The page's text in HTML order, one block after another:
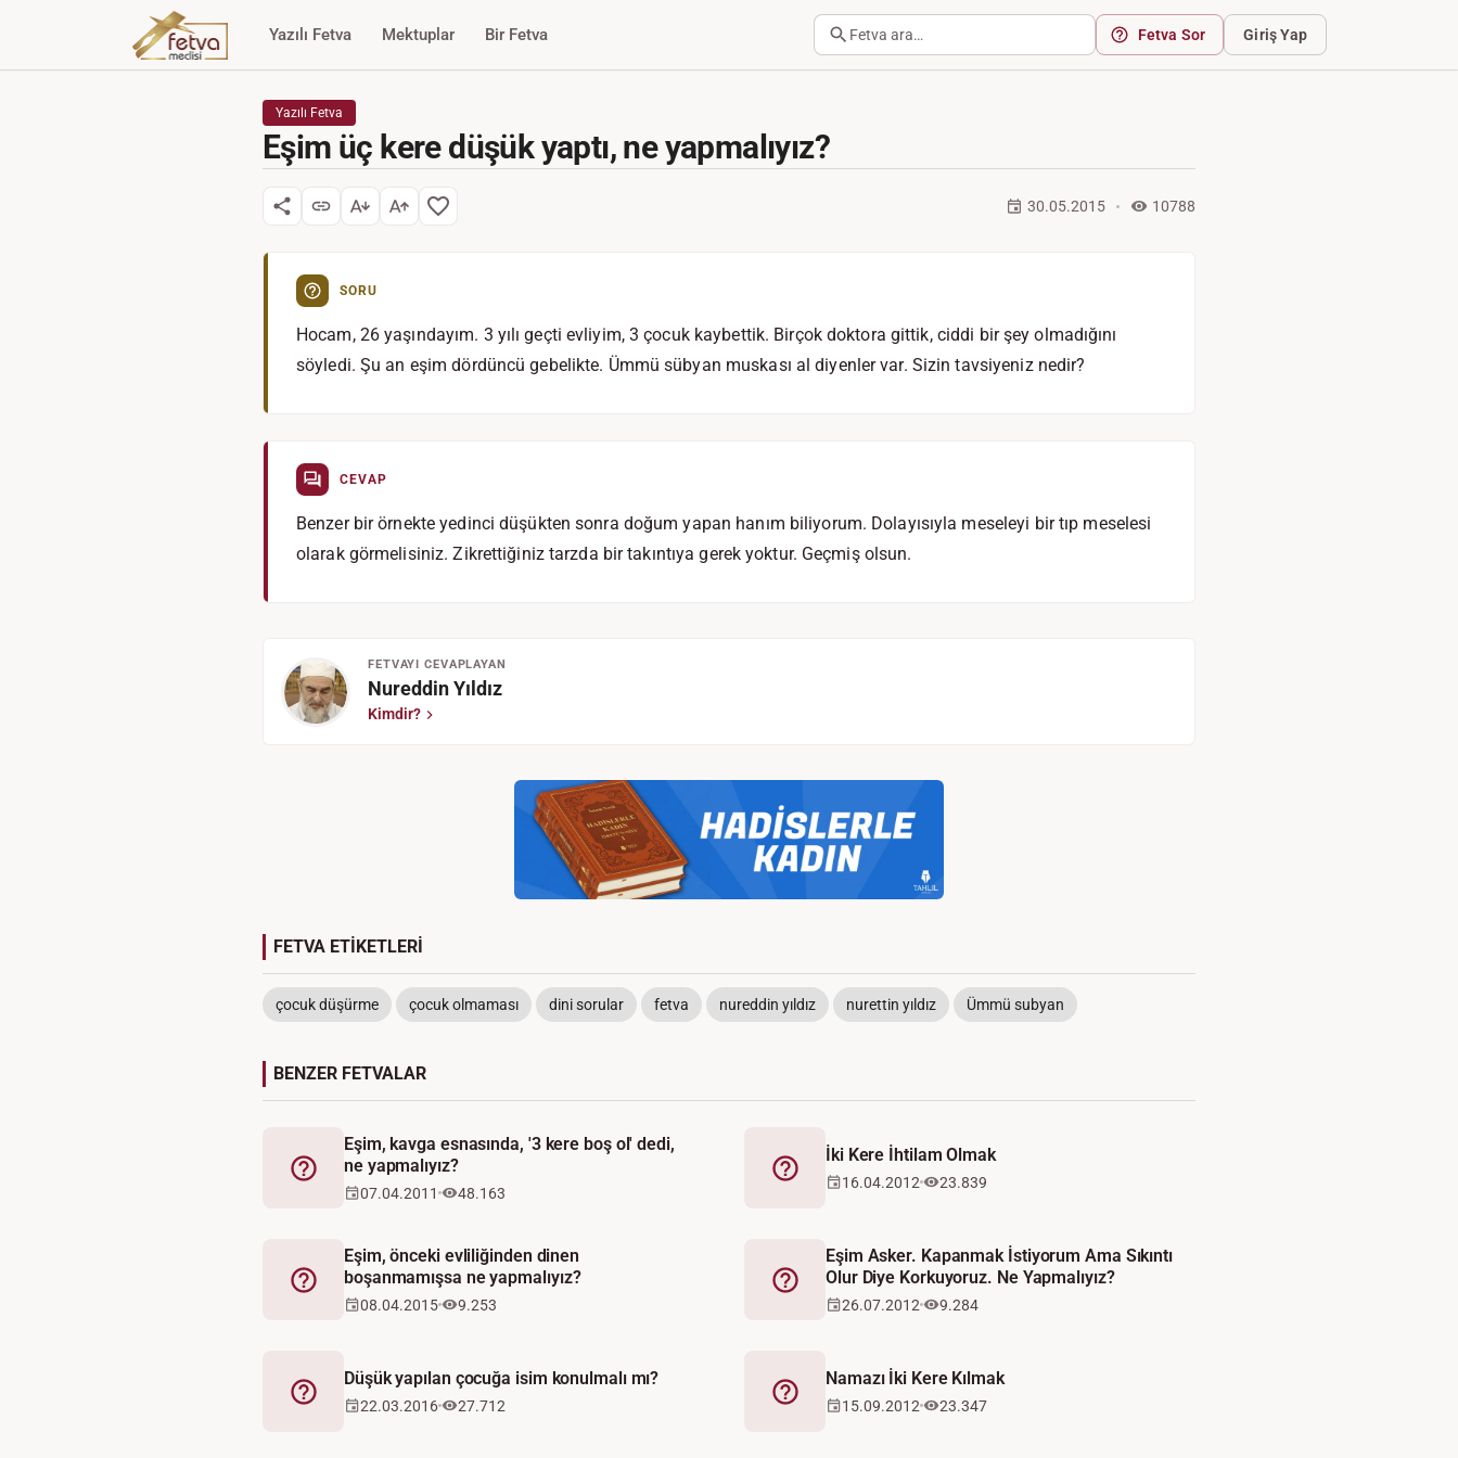
Yazılı Fetva Mektuplar Bir Fetva Fetva ara… Fetva Sor Giriş Yap
Yazılı Fetva
Eşim üç kere düşük yaptı, ne yapmalıyız?
30.05.2015 10788
SORU
Hocam, 26 yaşındayım. 3 yılı geçti evliyim, 3 çocuk kaybettik. Birçok doktora gittik, ciddi bir şey olmadığını
söyledi. Şu an eşim dördüncü gebelikte. Ümmü sübyan muskası al diyenler var. Sizin tavsiyeniz nedir?
CEVAP
Benzer bir örnekte yedinci düşükten sonra doğum yapan hanım biliyorum. Dolayısıyla meseleyi bir tıp meselesi
olarak görmelisiniz. Zikrettiğiniz tarzda bir takıntıya gerek yoktur. Geçmiş olsun.
FETVAYI CEVAPLAYAN
Nureddin Yıldız
Kimdir?
FETVA ETİKETLERİ
çocuk düşürme çocuk olmaması dini sorular fetva nureddin yıldız nurettin yıldız Ümmü subyan
BENZER FETVALAR
Fetva
Eşim, kavga esnasında, '3 kere boş ol' dedi,
ne yapmalıyız?
07.04.2011 48.163
Fetva
İki Kere İhtilam Olmak
16.04.2012 23.839
Fetva
Eşim, önceki evliliğinden dinen
boşanmamışsa ne yapmalıyız?
08.04.2015 9.253
Fetva
Eşim Asker. Kapanmak İstiyorum Ama Sıkıntı
Olur Diye Korkuyoruz. Ne Yapmalıyız?
26.07.2012 9.284
Fetva
Düşük yapılan çocuğa isim konulmalı mı?
22.03.2016 27.712 Fetva
Namazı İki Kere Kılmak
15.09.2012 23.347